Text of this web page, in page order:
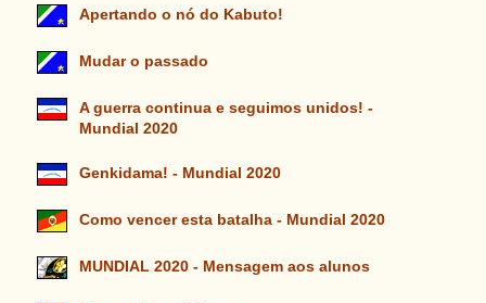
Apertando o nó do Kabuto!
Mudar o passado
A guerra continua e seguimos unidos! -
Mundial 2020
Genkidama! - Mundial 2020
Como vencer esta batalha - Mundial 2020
MUNDIAL 2020 - Mensagem aos alunos